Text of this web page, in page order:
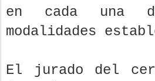
en cada una
modalidades
El jurado del